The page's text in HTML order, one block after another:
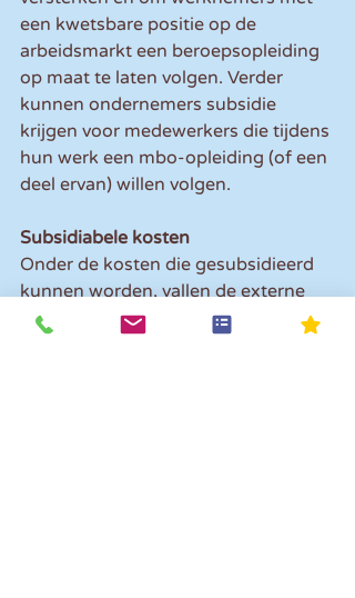
een kwetsbare positie op de
arbeidsmarkt een beroepsopleiding
op maat te laten volgen. Verder
kunnen ondernemers subsidie
krijgen voor medewerkers die tijdens
hun werk een mbo-opleiding (of een
deel ervan) willen volgen.
Subsidiabele kosten
Onder de kosten die gesubsidieerd
kunnen worden, vallen de externe
kosten, directe loonkosten en een